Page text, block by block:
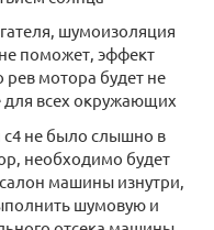
шумоизоляция
поможет, эффект
рев мотора будет не
для всех окружающих
с4 не было слышно в
необходимо будет
машины изнутри,
шумовую и